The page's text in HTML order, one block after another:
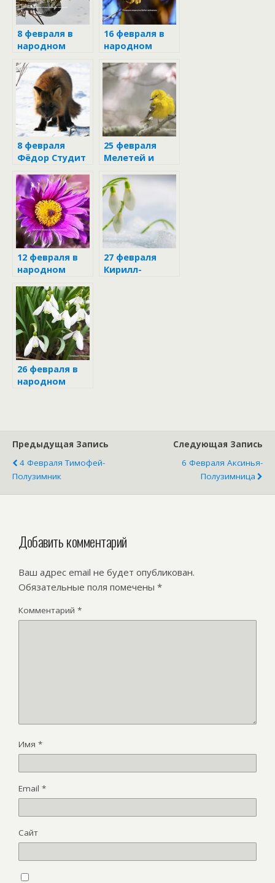
8 февраля в
народном
16 февраля в
народном
8 февраля
Фёдор Студит
25 февраля
Мелетей и
12 февраля в
народном
27 февраля
Кирилл-
26 февраля в
народном
Предыдущая Запись
4 Февраля Тимофей-
Полузимник
Следующая Запись
6 Февраля Аксинья-
Полузимница
Добавить комментарий
Ваш адрес email не будет опубликован.
Обязательные поля помечены *
Комментарий *
Имя *
Email *
Сайт